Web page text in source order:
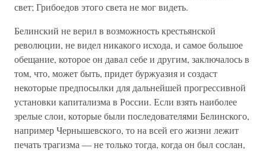
свет; Грибоедов этого света не мог видеть.
Белинский не верил в возможность крестьянской
революции, не видел никакого исхода, и самое большое
обещание, которое он давал себе и другим, заключалось в
том, что, может быть, придет буржуазия и создаст
некоторые предпосылки для дальнейшей прогрессивной
установки капитализма в России. Если взять наиболее
зрелые слои, которые были последователями Белинского,
например Чернышевского, то на всей его жизни лежит
печать трагизма — не только тогда, когда он был сослан,